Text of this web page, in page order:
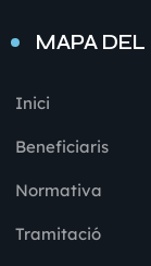
MAPA
Inici
Beneficiaris
Normativa
Tramitació